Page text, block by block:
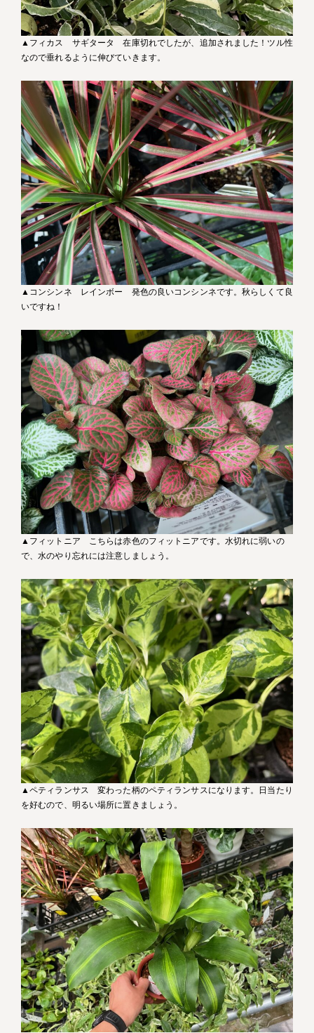
▲フィカス サギタータ 在庫切れでしたが、追加されました！ツル性
なので垂れるように伸びていきます。
▲コンシンネ レインボー 発色の良いコンシンネです。秋らしくて良
いですね！
▲フィットニア こちらは赤色のフィットニアです。水切れに弱いの
で、水のやり忘れには注意しましょう。
▲ペティランサス 変わった柄のペティランサスになります。日当たり
を好むので、明るい場所に置きましょう。